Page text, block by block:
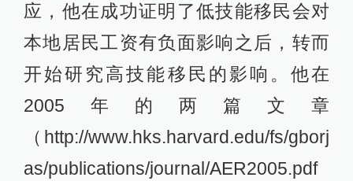
应，他在成功证明了低技能移民会对
本地居民工资有负面影响之后，转而
开始研究高技能移民的影响。他在
2005年的两篇文章
（http://www.hks.harvard.edu/fs/gborj
as/publications/journal/AER2005.pdf